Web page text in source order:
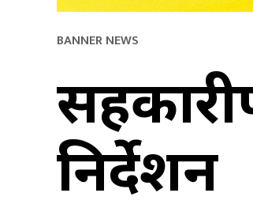
BANNER NEWS
निर्देशन